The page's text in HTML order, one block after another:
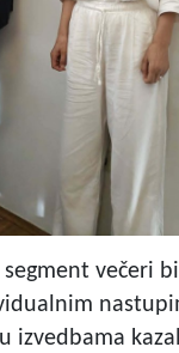
večeri
izvedbama